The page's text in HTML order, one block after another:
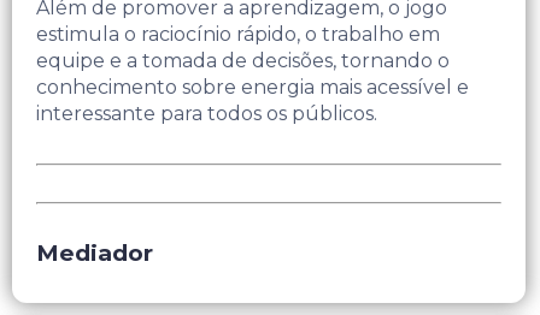
Além de promover a aprendizagem, o jogo
estimula o raciocínio rápido, o trabalho em
equipe e a tomada de decisões, tornando o
conhecimento sobre energia mais acessível e
interessante para todos os públicos.
Mediador